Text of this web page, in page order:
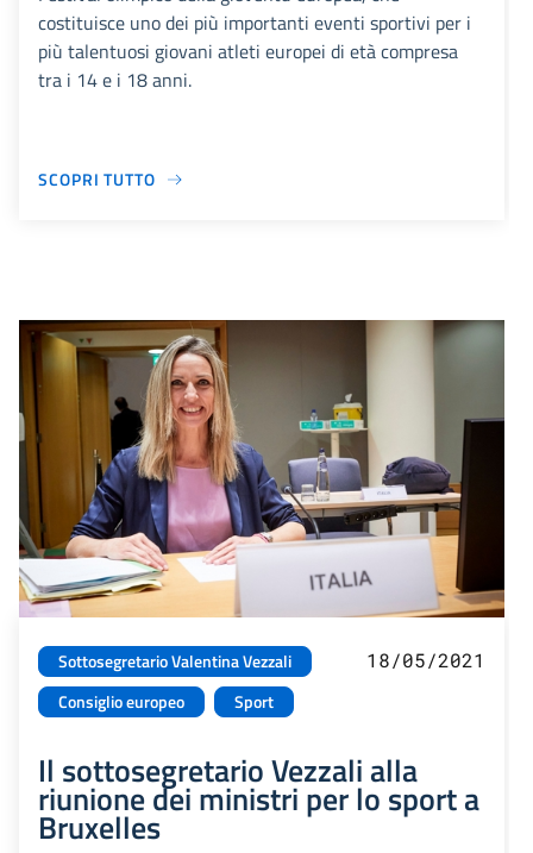
costituisce uno dei più importanti eventi sportivi per i
più talentuosi giovani atleti europei di età compresa
tra i 14 e i 18 anni.
SCOPRI TUTTO
Sottosegretario Valentina Vezzali
Consiglio europeo
Sport
18/05/2021
Il sottosegretario Vezzali alla
riunione dei ministri per lo sport a
Bruxelles